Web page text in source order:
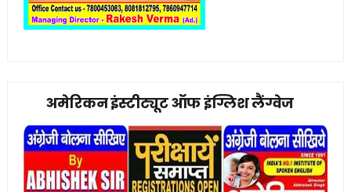
अमेरिकन इंस्टीट्यूट ऑफ इंग्लिश लैंग्वेज